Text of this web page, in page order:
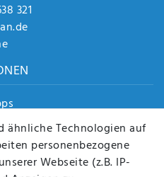
321
ähnliche Technologien auf
personenbezogene
Webseite (z.B. IP-